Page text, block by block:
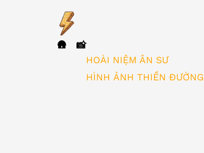
🛖
📸
HOÀI NIỆM ÂN SƯ
HÌNH ẢNH THIỀN ĐƯỜNG